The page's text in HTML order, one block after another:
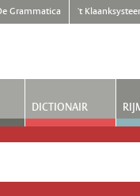
Grammatica 't
DICTIONAIR